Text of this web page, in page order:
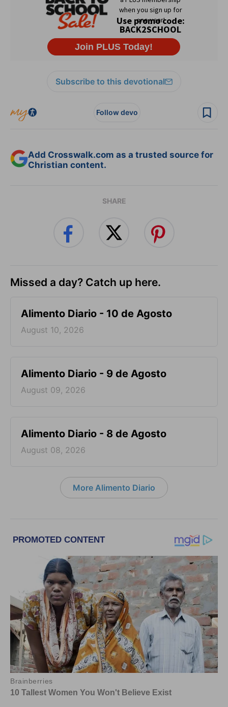
Subscribe to this devotional
Follow devo
Add Crosswalk.com as a trusted source for
Christian content.
SHARE
Missed a day? Catch up here.
Alimento Diario - 10 de Agosto
August 10, 2026
Alimento Diario - 9 de Agosto
August 09, 2026
Alimento Diario - 8 de Agosto
August 08, 2026
More Alimento Diario